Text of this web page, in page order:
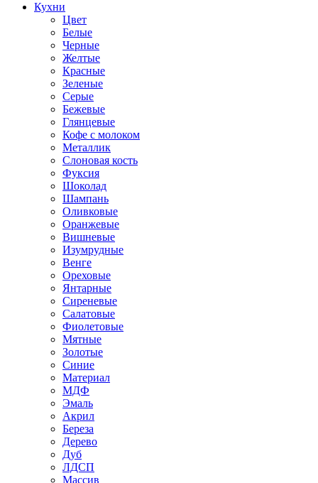
Кухни
Цвет
Белые
Черные
Желтые
Красные
Зеленые
Серые
Бежевые
Глянцевые
Кофе с молоком
Металлик
Слоновая кость
Фуксия
Шоколад
Шампань
Оливковые
Оранжевые
Вишневые
Изумрудные
Венге
Ореховые
Янтарные
Сиреневые
Салатовые
Фиолетовые
Мятные
Золотые
Синие
Материал
МДФ
Эмаль
Акрил
Береза
Дерево
Дуб
ЛДСП
Массив